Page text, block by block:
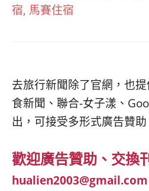
宿, 馬賽住宿
去旅行新聞除了官網，也
食新聞、聯合-女子漾、
出，可接受多形式廣告贊
歡迎廣告贊助、交換
hualien2003@gmail.com